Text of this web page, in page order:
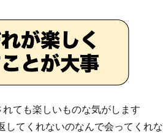
ても楽しいものな気がします
てくれないのなんで会ってくれな